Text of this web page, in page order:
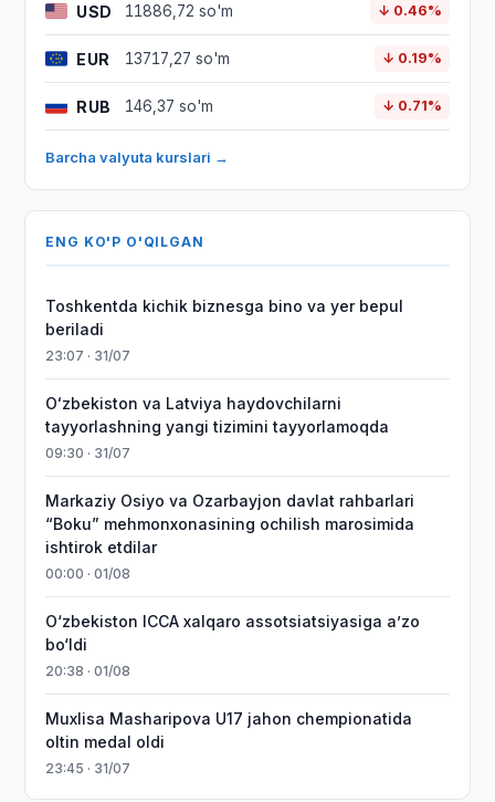
USD 11886,72 so'm ↓ 0.46%
EUR 13717,27 so'm ↓ 0.19%
RUB 146,37 so'm ↓ 0.71%
Barcha valyuta kurslari →
ENG KO'P O'QILGAN
Toshkentda kichik biznesga bino va yer bepul
beriladi
23:07 · 31/07
Oʻzbekiston va Latviya haydovchilarni
tayyorlashning yangi tizimini tayyorlamoqda
09:30 · 31/07
Markaziy Osiyo va Ozarbayjon davlat rahbarlari
“Boku” mehmonxonasining ochilish marosimida
ishtirok etdilar
00:00 · 01/08
O‘zbekiston ICCA xalqaro assotsiatsiyasiga aʼzo
bo‘ldi
20:38 · 01/08
Muxlisa Masharipova U17 jahon chempionatida
oltin medal oldi
23:45 · 31/07